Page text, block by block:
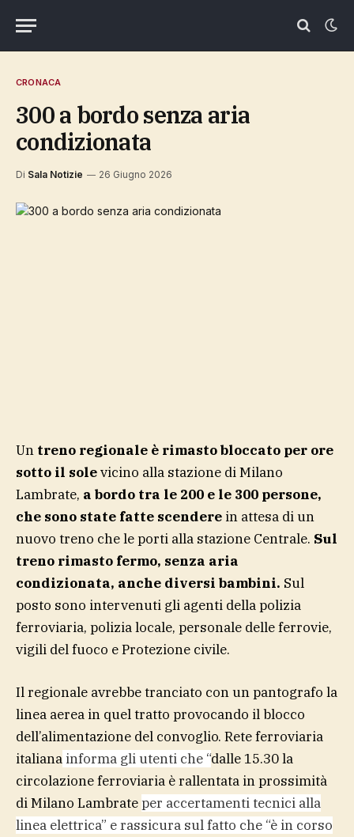
CRONACA
300 a bordo senza aria
condizionata
Di Sala Notizie 26 Giugno 2026
Un treno regionale è rimasto bloccato per ore
sotto il solevicino alla stazione di Milano
Lambrate, a bordo tra le 200 e le 300 persone,
che sono state fatte scendere in attesa di un
nuovo treno che le porti alla stazione Centrale. Sul
treno rimasto fermo, senza aria
condizionata, anche diversi bambini. Sul
posto sono intervenuti gli agenti della polizia
ferroviaria, polizia locale, personale delle ferrovie,
vigili del fuoco e Protezione civile.
Il regionale avrebbe tranciato con un pantografo la
linea aerea in quel tratto provocando il blocco
dell’alimentazione del convoglio. Rete ferroviaria
italiana informa gli utenti che “dalle 15.30 la
circolazione ferroviaria è rallentata in prossimità
di Milano Lambrateper accertamenti tecnici alla
linea elettrica” e rassicura sul fatto che “è in corso